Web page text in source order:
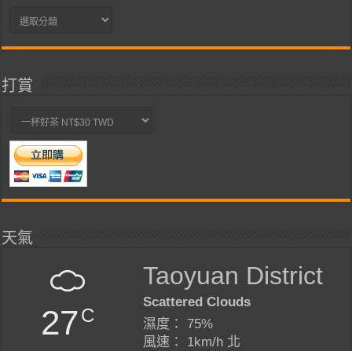
分
打賞
天氣
27C
Taoyuan District
Scattered Clouds
濕度： 75%
風速： 1km/h 北